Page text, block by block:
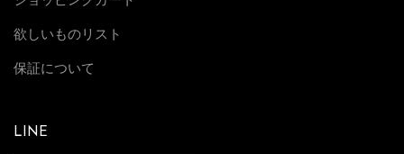
欲しいものリスト
保証について
LINE